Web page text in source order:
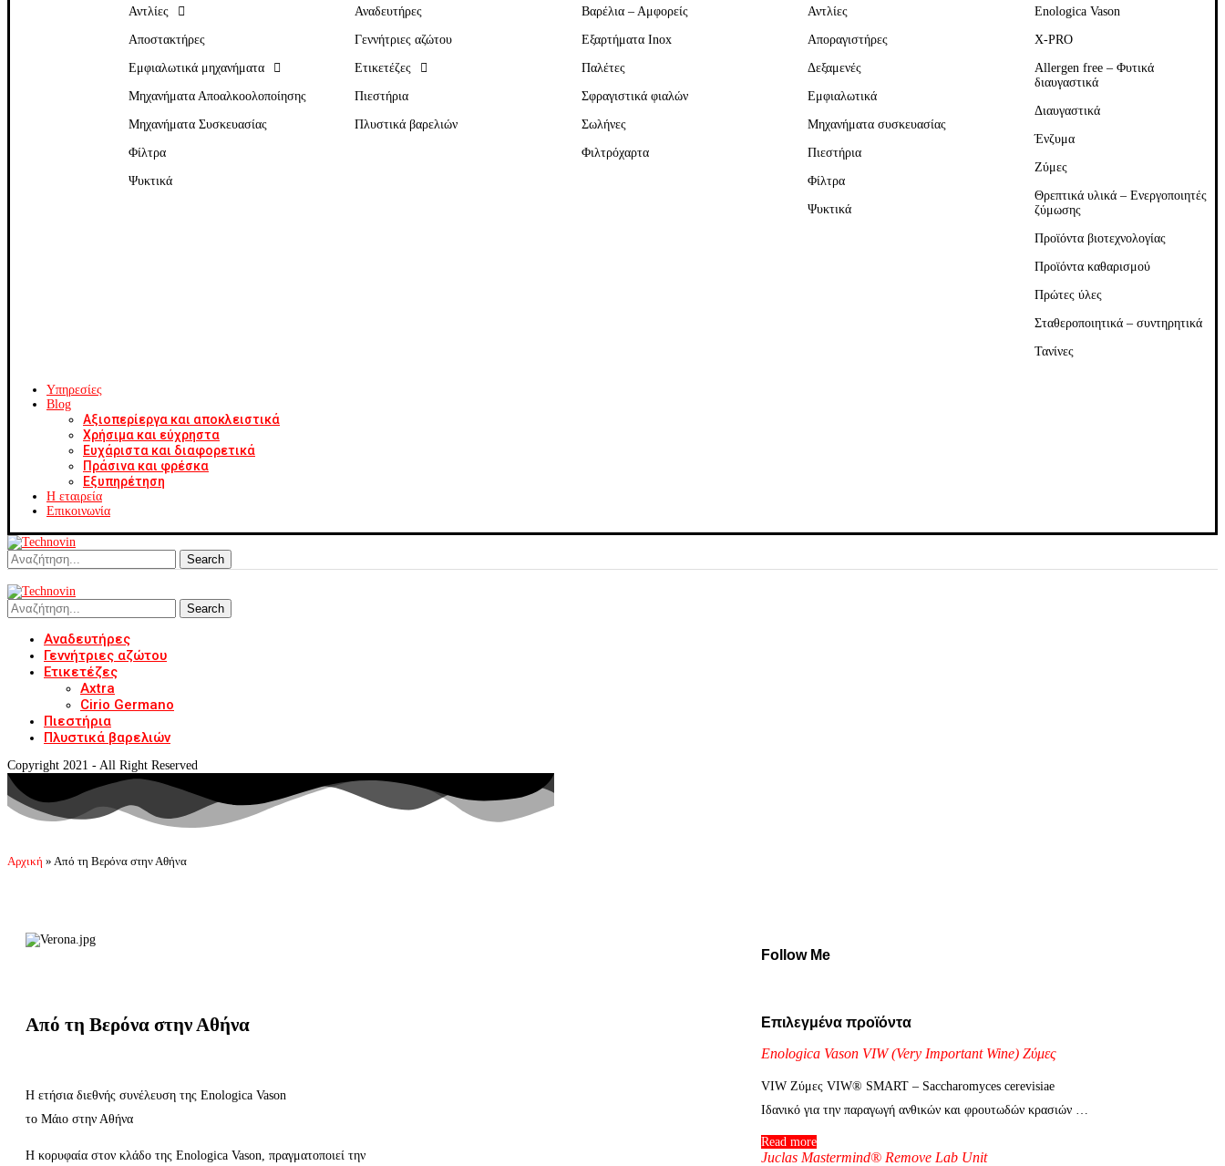
Αντλίες
Αποστακτήρες
Εμφιαλωτικά μηχανήματα
Μηχανήματα Αποαλκοολοποίησης
Μηχανήματα Συσκευασίας
Φίλτρα
Ψυκτικά
Αναδευτήρες
Γεννήτριες αζώτου
Ετικετέζες
Πιεστήρια
Πλυστικά βαρελιών
Βαρέλια – Αμφορείς
Εξαρτήματα Inox
Παλέτες
Σφραγιστικά φιαλών
Σωλήνες
Φιλτρόχαρτα
Αντλίες
Αποραγιστήρες
Δεξαμενές
Εμφιαλωτικά
Μηχανήματα συσκευασίας
Πιεστήρια
Φίλτρα
Ψυκτικά
Enologica Vason
X-PRO
Allergen free – Φυτικά
διαυγαστικά
Διαυγαστικά
Ένζυμα
Ζύμες
Θρεπτικά υλικά – Ενεργοποιητές
ζύμωσης
Προϊόντα βιοτεχνολογίας
Προϊόντα καθαρισμού
Πρώτες ύλες
Σταθεροποιητικά – συντηρητικά
Τανίνες
Υπηρεσίες
Blog
Αξιοπερίεργα και αποκλειστικά
Χρήσιμα και εύχρηστα
Ευχάριστα και διαφορετικά
Πράσινα και φρέσκα
Εξυπηρέτηση
Η εταιρεία
Επικοινωνία
Search
Search
Αναδευτήρες
Γεννήτριες αζώτου
Ετικετέζες
Axtra
Cirio Germano
Πιεστήρια
Πλυστικά βαρελιών
Copyright 2021 - All Right Reserved
Αρχική » Από τη Βερόνα στην Αθήνα
Από τη Βερόνα στην Αθήνα
Η ετήσια διεθνής συνέλευση της Enologica Vason
το Μάιο στην Αθήνα
H κορυφαία στον κλάδο της Enologica Vason, πραγματοποιεί την
Follow Me
Επιλεγμένα προϊόντα
Enologica Vason VIW (Very Important Wine) Ζύμες
VIW Ζύμες VIW® SMART – Saccharomyces cerevisiae
Ιδανικό για την παραγωγή ανθικών και φρουτωδών κρασιών …
Read more
Juclas Mastermind® Remove Lab Unit